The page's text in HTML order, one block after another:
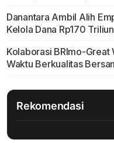
Danantara Ambil Alih
Kelola Dana Rp170 Triliun
Kolaborasi BRImo-Great
Waktu Berkualitas
Rekomendasi